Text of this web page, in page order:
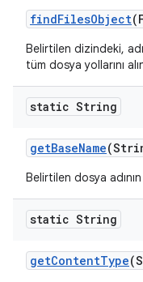
findFilesObject
Belirtilen dizindeki,
tüm dosya yollarını
static String
getBaseName
Belirtilen dosya adının
static String
getContentType